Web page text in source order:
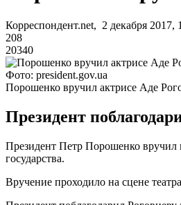
Корреспондент.net, 2 декабря 2017,
208
20340
Фото: president.gov.ua
Порошенко вручил актрисе Аде
Президент
Президент Петр Порошенко вручил
государства.
Вручение проходило на сцене